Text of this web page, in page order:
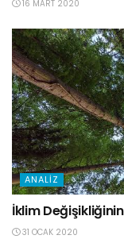
16 MART 2020
ANALIZ
İklim
31 OCAK 2020